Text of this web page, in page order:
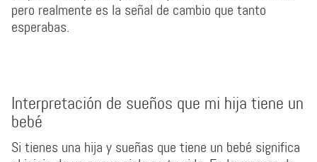
pero realmente es la señal de cambio que tanto
esperabas.
Interpretación de sueños que mi hija tiene un
bebé
Si tienes una hija y sueñas que tiene un bebé significa